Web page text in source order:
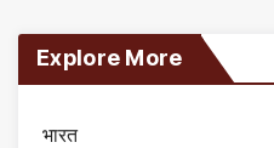
Explore More
भारत